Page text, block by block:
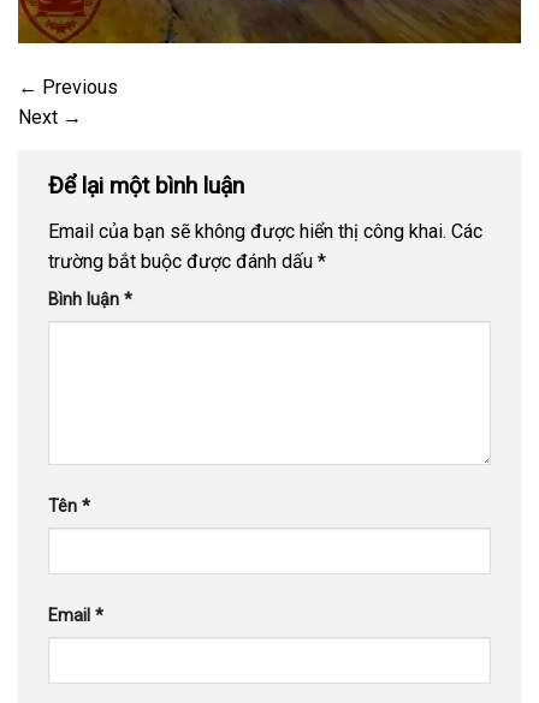
← Previous
Next →
Để lại một bình luận
Email của bạn sẽ không được hiển thị công khai. Các
trường bắt buộc được đánh dấu *
Bình luận *
Tên *
Email *